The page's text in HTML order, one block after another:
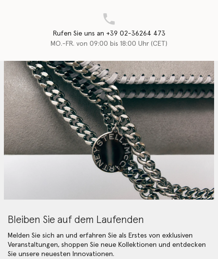
Rufen Sie uns an +39 02-36264 473
MO.-FR. von 09:00 bis 18:00 Uhr (CET)
Bleiben Sie auf dem Laufenden
Melden Sie sich an und erfahren Sie als Erstes von exklusiven
Veranstaltungen, shoppen Sie neue Kollektionen und entdecken
Sie unsere neuesten Innovationen.